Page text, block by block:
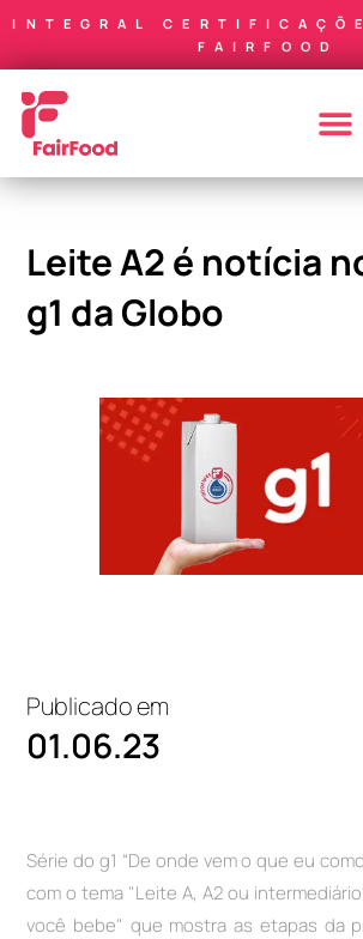
INTEGRAL
FAIRFOOD
Leite A2 é notícia
g1 da Globo
Publicado em
01.06.23
Série do g1 “De onde vem o que eu
com o tema "Leite A, A2 ou
você bebe" que mostra as etapas da